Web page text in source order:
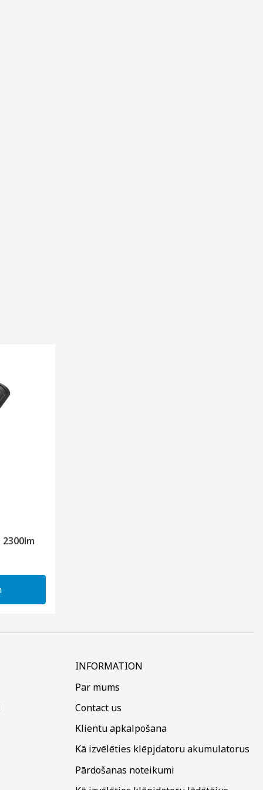
2300lm
INFORMATION
Par mums
Contact us
Klientu apkalpošana
Kā izvēlēties klēpjdatoru akumulatorus
Pārdošanas noteikumi